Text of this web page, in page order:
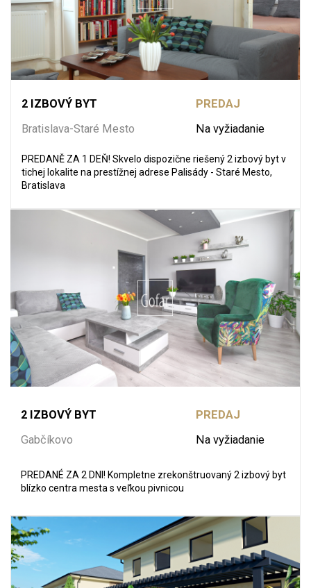
2 IZBOVÝ BYT
Bratislava-Staré Mesto
PREDAJ
Na vyžiadanie
PREDANĚ ZA 1 DEŇ! Skvelo dispozične riešený 2 izbový byt v
tichej lokalite na prestížnej adrese Palisády - Staré Mesto,
Bratislava
2 IZBOVÝ BYT
Gabčíkovo
PREDAJ
Na vyžiadanie
PREDANÉ ZA 2 DNI! Kompletne zrekonštruovaný 2 izbový byt
blízko centra mesta s veľkou pivnicou